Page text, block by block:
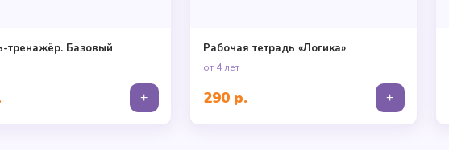
тренажёр. Базовый
+
Рабочая тетрадь «Логика»
от 4 лет
290 р. +